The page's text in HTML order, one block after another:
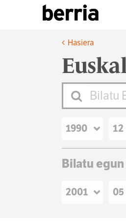
Hasiera
Bilatu